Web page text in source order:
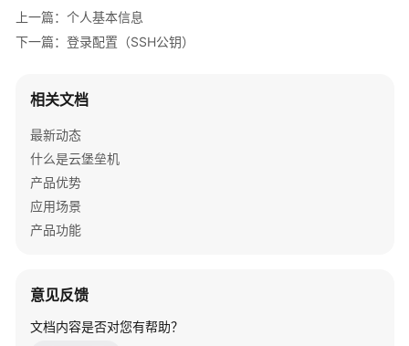
买
堡
机
实
例
管
登
垒
机
系
上一篇：个人基本信息
下一篇：登录配置（SSH公钥）
相关文档
最新动态
什么是云堡垒机
产品优势
应用场景
产品功能
意见反馈
文档内容是否对您有帮助？